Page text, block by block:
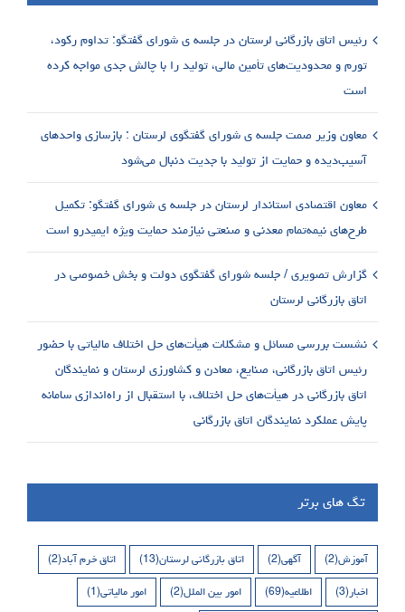
رئیس اتاق بازرگانی لرستان در جلسه ی شورای گفتگو: تداوم رکود،
تورم و محدودیت‌های تأمین مالی، تولید را با چالش جدی مواجه کرده
است
معاون وزیر صمت جلسه ی شورای گفتگوی لرستان : بازسازی واحدهای
آسیب‌دیده و حمایت از تولید با جدیت دنبال می‌شود
معاون اقتصادی استاندار لرستان در جلسه ی شورای گفتگو: تکمیل
طرح‌های نیمه‌تمام معدنی و صنعتی نیازمند حمایت ویژه ایمیدرو است
گزارش تصویری / جلسه شورای گفتگوی دولت و بخش خصوصی در
اتاق بازرگانی لرستان
نشست بررسی مسائل و مشکلات هیأت‌های حل اختلاف مالیاتی با حضور
رئیس اتاق بازرگانی، صنایع، معادن و کشاورزی لرستان و نمایندگان
اتاق بازرگانی در هیأت‌های حل اختلاف، با استقبال از راه‌اندازی سامانه
پایش عملکرد نمایندگان اتاق بازرگانی
تگ های برتر
آموزش(2) آگهی(2) اتاق بازرگانی لرستان(13) اتاق خرم آباد(2)
اخبار(3) اطلاعیه(69) امور بین الملل(2) امور مالیاتی(1)